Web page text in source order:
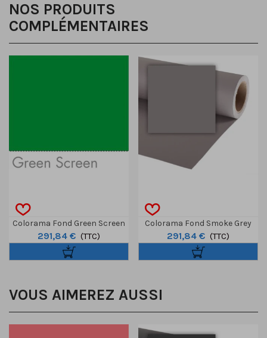
NOS PRODUITS
COMPLÉMENTAIRES
Colorama Fond Green Screen
3,55 X 15m
291,84 € (TTC)
Colorama Fond Smoke Grey
3,55 X 15m
291,84 € (TTC)
VOUS AIMEREZ AUSSI